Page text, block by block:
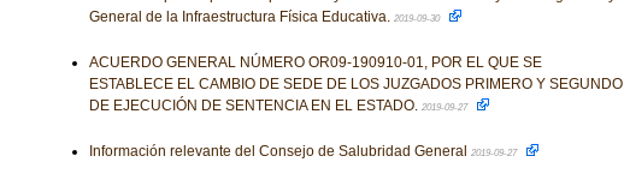
General de la Infraestructura Física Educativa. 2019-09-30
ACUERDO GENERAL NÚMERO OR09-190910-01, POR EL QUE SE
ESTABLECE EL CAMBIO DE SEDE DE LOS JUZGADOS PRIMERO Y SEGUNDO
DE EJECUCIÓN DE SENTENCIA EN EL ESTADO. 2019-09-27
Información relevante del Consejo de Salubridad General 2019-09-27